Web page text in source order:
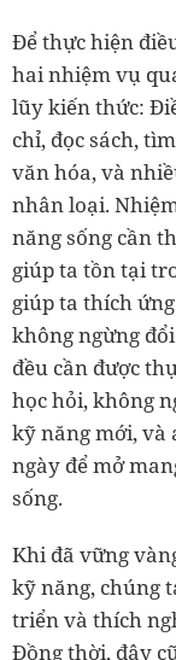
Để thực hiện
hai nhiệm vụ
lũy kiến thức:
chỉ, đọc sách,
văn hóa, và
nhân loại.
năng sống cần
giúp ta tồn tại
giúp ta thích
không ngừng
đều cần được
học hỏi, không
kỹ năng mới, và
ngày để mở
sống.
Khi đã vững
kỹ năng, chúng
triển và thích
Đồng thời, đây